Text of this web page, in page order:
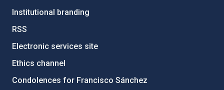
Institutional branding
RSS
Electronic services site
Ethics channel
Condolences for Francisco Sánchez